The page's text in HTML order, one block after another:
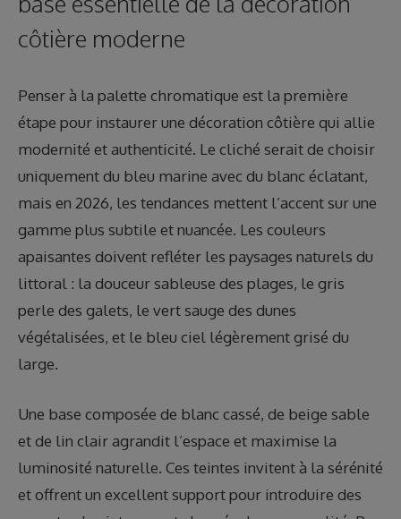
côtière moderne
Penser à la palette chromatique est la première
étape pour instaurer une décoration côtière qui allie
modernité et authenticité. Le cliché serait de choisir
uniquement du bleu marine avec du blanc éclatant,
mais en 2026, les tendances mettent l’accent sur une
gamme plus subtile et nuancée. Les couleurs
apaisantes doivent refléter les paysages naturels du
littoral : la douceur sableuse des plages, le gris
perle des galets, le vert sauge des dunes
végétalisées, et le bleu ciel légèrement grisé du
large.
Une base composée de blanc cassé, de beige sable
et de lin clair agrandit l’espace et maximise la
luminosité naturelle. Ces teintes invitent à la sérénité
et offrent un excellent support pour introduire des